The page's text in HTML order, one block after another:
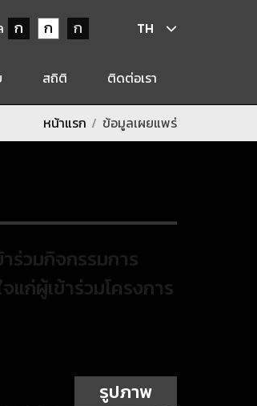
ก ก ก TH
สถิติ ติดต่อเรา
หน้าแรก ข้อมูลเผยแพร่
ร่วมกิจกรรมการ
แก่ผู้เข้าร่วมโครงการ
รูปภาพ